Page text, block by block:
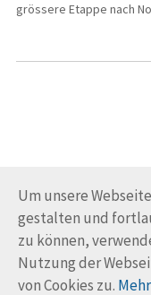
Um unsere
gestalten und
zu können,
Nutzung der
von Cookies zu.
grössere Etappe nach
© Trans-Ocean